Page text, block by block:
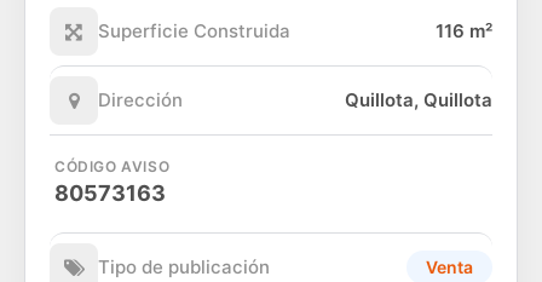
Superficie Construida 116 m²
Dirección Quillota, Quillota
CÓDIGO AVISO
80573163
Tipo de publicación Venta